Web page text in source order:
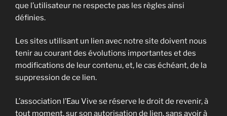
que l’utilisateur ne respecte pas les règles ainsi
définies.
Les sites utilisant un lien avec notre site doivent nous
tenir au courant des évolutions importantes et des
modifications de leur contenu, et, le cas échéant, de la
suppression de ce lien.
L’association l’Eau Vive se réserve le droit de revenir, à
tout moment, sur son autorisation de lien, sans avoir à